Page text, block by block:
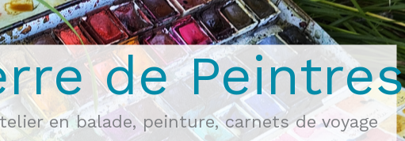
de Peintres
en balade, peinture, carnets de voyage